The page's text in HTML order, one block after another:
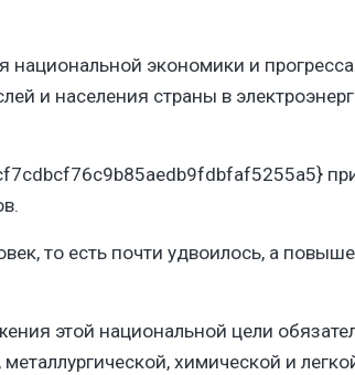
национальной экономики и
и населения страны в
то есть почти удвоилось, а
этой национальной цели
химической и